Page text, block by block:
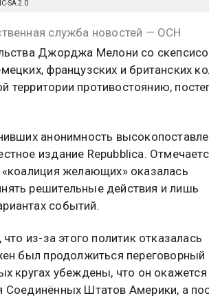
SA 2.0
служба новостей — ОСН
Джорджа Мелони со
французских и британских
территории противостоянию,
анонимность
издание Repubblica.
желающих» оказалась
решительные действия и лишь
событий.
из-за этого политик отказалась
был продолжиться переговорный
кругах убеждены, что он окажется
Соединённых Штатов Америки, а